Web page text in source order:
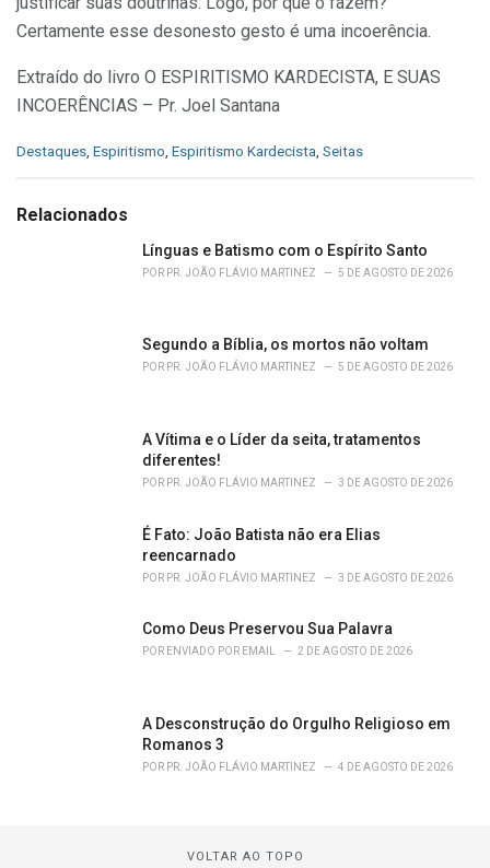
Certamente esse desonesto gesto é uma incoerência.
Extraído do livro O ESPIRITISMO KARDECISTA, E SUAS
INCOERÊNCIAS – Pr. Joel Santana
C
e
Destaques, Espiritismo, Espiritismo Kardecista, Seitas
Relacionados
Línguas e Batismo com o Espírito Santo
POR PR. JOÃO FLÁVIO MARTINEZ 5 DE AGOSTO DE 2026
Segundo a Bíblia, os mortos não voltam
POR PR. JOÃO FLÁVIO MARTINEZ 5 DE AGOSTO DE 2026
A Vítima e o Líder da seita, tratamentos
diferentes!
POR PR. JOÃO FLÁVIO MARTINEZ 3 DE AGOSTO DE 2026
É Fato: João Batista não era Elias
reencarnado
POR PR. JOÃO FLÁVIO MARTINEZ 3 DE AGOSTO DE 2026
Como Deus Preservou Sua Palavra
POR ENVIADO POR EMAIL 2 DE AGOSTO DE 2026
A Desconstrução do Orgulho Religioso em
Romanos 3
POR PR. JOÃO FLÁVIO MARTINEZ 4 DE AGOSTO DE 2026
VOLTAR AO TOPO